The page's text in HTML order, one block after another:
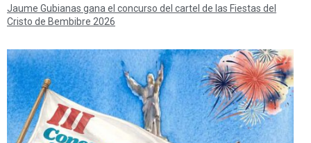
Jaume Gubianas gana el concurso del cartel de las Fiestas del
Cristo de Bembibre 2026